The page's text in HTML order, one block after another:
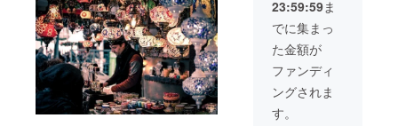
す。
が遅れ
る場合
があり
ます。
皆様の
ご支援
により
ケーブ
ル×3 ・
スト
ラップ
×3 ・
ユー
ザーマ
23:59:59ま
でに集まっ
た金額が
ファンディ
ングされま
す。